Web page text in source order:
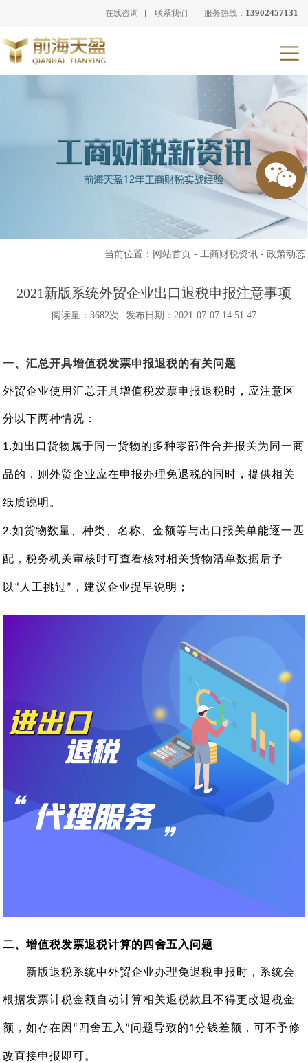
在线咨询 联系我们 服务热线： 13902457131
当前位置： 网站首页 - 工商财税资讯- 政策动态
2021新版系统外贸企业出口退税申报注意事项
阅读量：3682次 发布日期：2021-07-07 14:51:47
一、汇总开具增值税发票申报退税的有关问题
外贸企业使用汇总开具增值税发票申报退税时，应注意区
分以下两种情况：
1.如出口货物属于同一货物的多种零部件合并报关为同一商
品的，则外贸企业应在申报办理免退税的同时，提供相关
纸质说明。
2.如货物数量、种类、名称、金额等与出口报关单能逐一匹
配，税务机关审核时可查看核对相关货物清单数据后予
以 “ 人工挑过” ，建议企业提早说明；
二、增值税发票退税计算的四舍五入问题
新版退税系统中外贸企业办理免退税申报时，系统会
根据发票计税金额自动计算相关退税款且不得更改退税金
额，如存在因 “ 四舍五入 ”问题导致的1分钱差额，可不予修
改直接申报即可。